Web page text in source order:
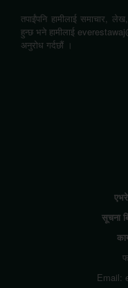
तपाईंपनि हामीलाई समाचार,
हुन्छ भने हामीलाई
अनुरोध गर्दछौं ।
सूचना
Email: